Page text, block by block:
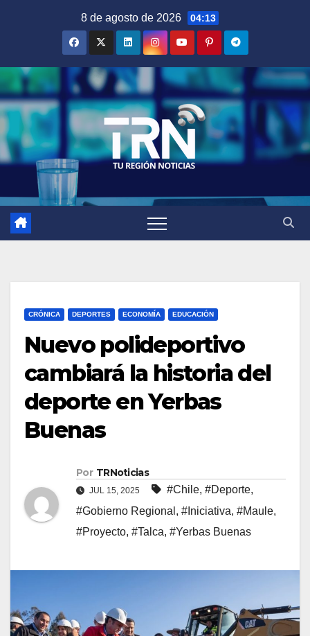
8 de agosto de 2026 04:13
CRÓNICA DEPORTES ECONOMÍA EDUCACIÓN
Nuevo polideportivo
cambiará la historia del
deporte en Yerbas
Buenas
Por TRNoticias
JUL 15, 2025 #Chile, #Deporte,
#Gobierno Regional , #Iniciativa, #Maule,
#Proyecto, #Talca, #Yerbas Buenas